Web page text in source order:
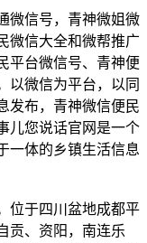
微信号，青神微姐微
微信大全和微帮推广
平台微信号、青神便
以微信为平台，以同
发布，青神微信便民
儿您说话官网是一个
一体的乡镇生活信息
位于四川盆地成都平
贡、资阳，南连乐